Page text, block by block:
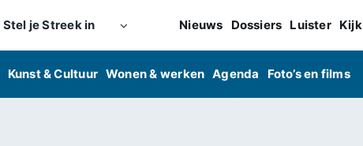
Stel je Streek in Nieuws Dossiers Luister Kijk
Kunst & Cultuur Wonen & werken Agenda Foto’s en films